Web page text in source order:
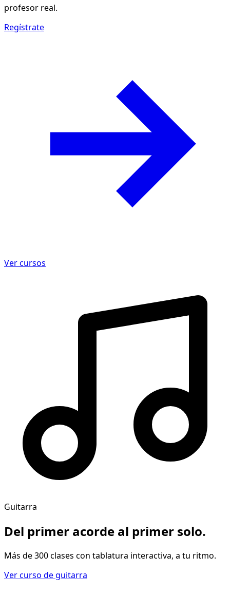
profesor real.
Regístrate
Ver cursos
Guitarra
Del primer acorde al primer solo.
Más de 300 clases con tablatura interactiva, a tu ritmo.
Ver curso de guitarra